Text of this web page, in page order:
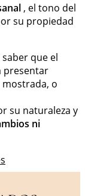
, el tono del
su propiedad
que el
presentar
mostrada, o
su naturaleza y
ni